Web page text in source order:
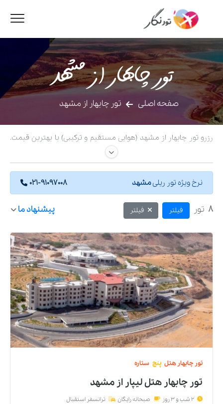
تور چابهار از مشهد
صفحه اصلی تور چابهار از مشهد
رزرو تور چابهار از مشهد (هوایی مستقیم و ترکیبی) با بهترین قیمت.
ستاره و بوم‌گردی چابهار به همراه گشت‌های آپشنال مریخی و سواحل
مکران. پشتیبانی ۲۴ ساعته.
نرخ ویژه تور ریلیمشهد 021-91097008
8 تور فیلتر فیلتر پیشنهاد ما
تور چابهار هتل پنج ستاره
تور چابهار هتل لیپار از مشهد
2 شب و 3 روز صبحانه رایگان ترانسفر استقبال